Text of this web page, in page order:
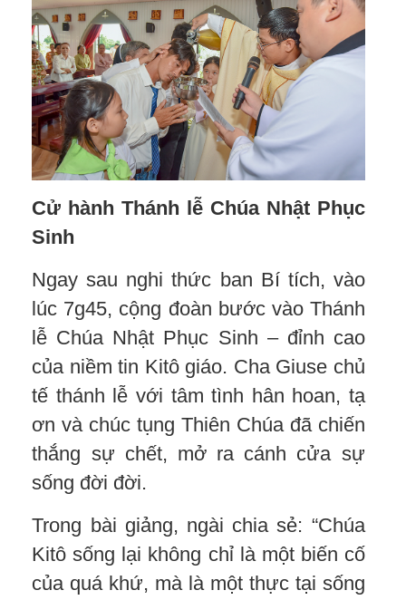
Cử hành Thánh lễ Chúa Nhật Phục
Sinh
Ngay sau nghi thức ban Bí tích, vào
lúc 7g45, cộng đoàn bước vào Thánh
lễ Chúa Nhật Phục Sinh – đỉnh cao
của niềm tin Kitô giáo. Cha Giuse chủ
tế thánh lễ với tâm tình hân hoan, tạ
ơn và chúc tụng Thiên Chúa đã chiến
thắng sự chết, mở ra cánh cửa sự
sống đời đời.
Trong bài giảng, ngài chia sẻ: “Chúa
Kitô sống lại không chỉ là một biến cố
của quá khứ, mà là một thực tại sống